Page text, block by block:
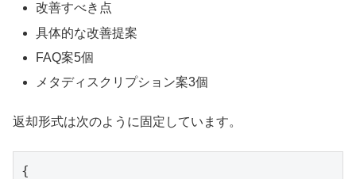
改善すべき点
具体的な改善提案
FAQ案5個
メタディスクリプション案3個
返却形式は次のように固定しています。
{